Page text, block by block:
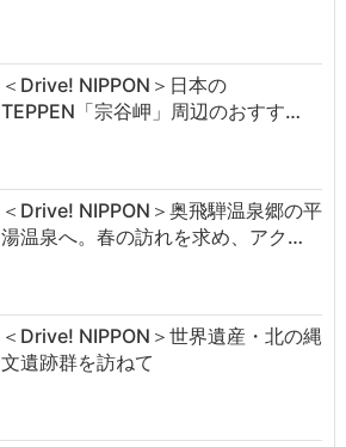
＜Drive! NIPPON＞日本の
TEPPEN「宗谷岬」周辺のおすす…
＜Drive! NIPPON＞奥飛騨温泉郷の平
湯温泉へ。春の訪れを求め、アク…
＜Drive! NIPPON＞世界遺産・北の縄
文遺跡群を訪ねて